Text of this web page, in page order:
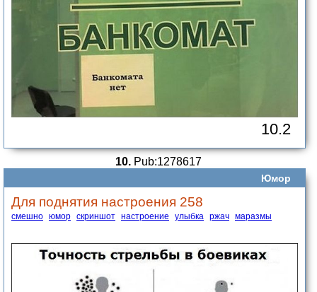
10.2
10. Pub:1278617
Юмор
Для поднятия настроения 258
смешно юмор скриншот настроение улыбка ржач маразмы